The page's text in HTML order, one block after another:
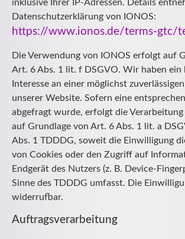
inklusive Ihrer IP-Adressen. Details
Datenschutzerklärung von IONOS:
https://www.ionos.de/terms-gtc/
Die Verwendung von IONOS erfolgt auf
Art. 6 Abs. 1 lit. f DSGVO. Wir haben ein
Interesse an einer möglichst
unserer Website. Sofern eine
abgefragt wurde, erfolgt die Verarbeitung
auf Grundlage von Art. 6 Abs. 1 lit. a
Abs. 1 TDDDG, soweit die Einwilligung
von Cookies oder den Zugriff auf
Endgerät des Nutzers (z. B. Device-
Sinne des TDDDG umfasst. Die
widerrufbar.
Auftragsverarbeitung